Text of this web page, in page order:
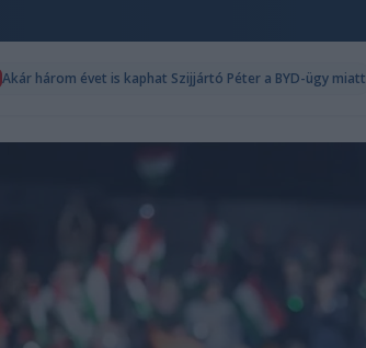
Akár három évet is kaphat Szijjártó Péter a BYD-ügy miatt